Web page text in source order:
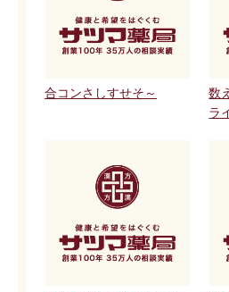
合コンさしすせそ～
数
ラ